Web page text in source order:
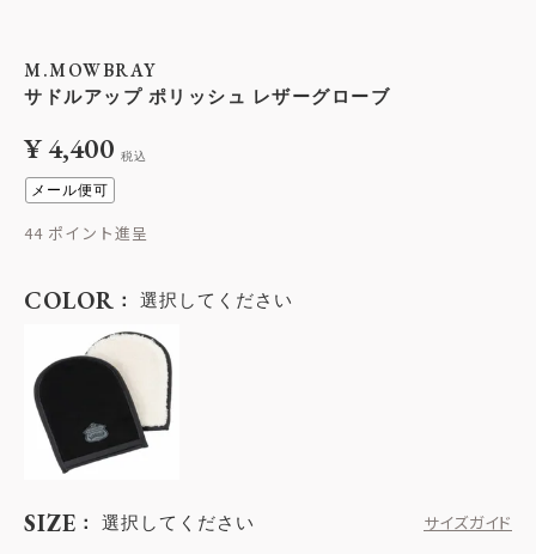
M.MOWBRAY
サドルアップ ポリッシュ レザーグローブ
¥4,400 税込
メール便可
44
SIZE 選択してください
サイズガイド
COLOR 選択してください